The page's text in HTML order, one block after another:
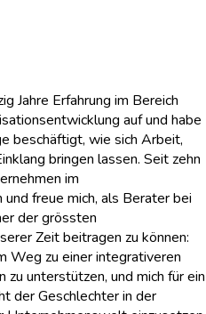
Jahre Erfahrung im Bereich
auf und habe
beschäftigt, wie sich Arbeit,
bringen lassen. Seit zehn
im
freue mich, als Berater bei
der grössten
Zeit beitragen zu können:
Weg zu einer integrativeren
zu unterstützen, und mich für ein
der Geschlechter in der